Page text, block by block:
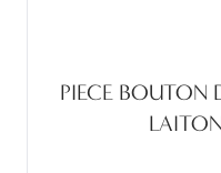
PIECE BOUTON